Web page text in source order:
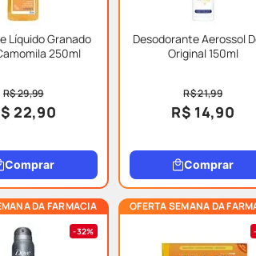
Líquido Granado
250ml
R$ 29,99
22,90
Comprar
Desodorante Aerossol
Original 150ml
R$ 21,99
R$ 14,90
Comprar
DA FARMACIA
32%
OFERTA SEMANA DA